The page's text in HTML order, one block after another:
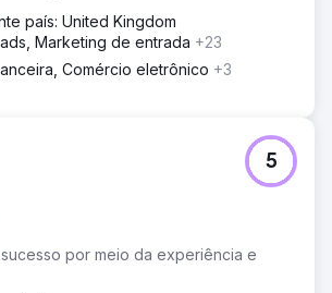
investimento em publicidade (ROAS)
para 7,2x. A receita mensal com
280%, com o custo por
pela metade. Mais de 30% das
país: United Kingdom
Marketing de entrada +23
Comércio eletrônico +3
por meio da experiência e
5